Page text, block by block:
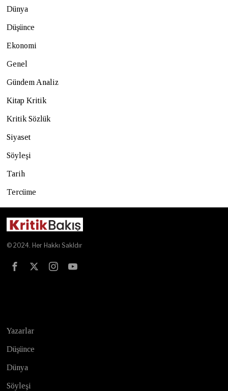
Dünya
Düşünce
Ekonomi
Genel
Gündem Analiz
Kitap Kritik
Kritik Sözlük
Siyaset
Söyleşi
Tarih
Tercüme
© 2024. Her Hakkı Sakldır
Yazarlar
Düşünce
Dünya
Söyleşi